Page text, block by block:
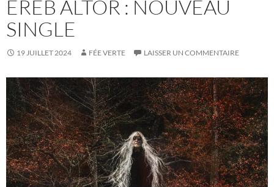
EREB ALTOR : NOUVEAU
SINGLE
19 JUILLET 2024 FÉE VERTE LAISSER UN COMMENTAIRE